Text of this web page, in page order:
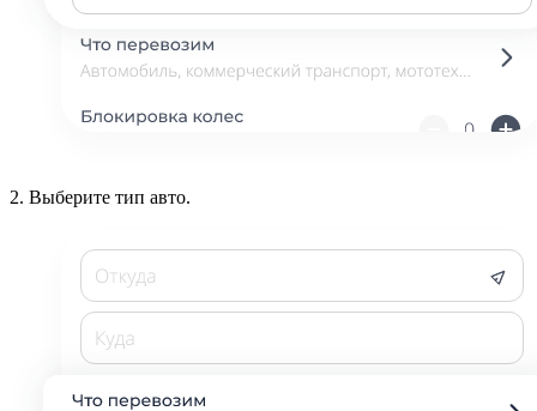
2. Выберите тип авто.